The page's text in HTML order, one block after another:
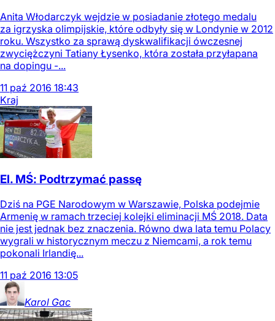
Anita Włodarczyk wejdzie w posiadanie złotego medalu
za igrzyska olimpijskie, które odbyły się w Londynie w 2012
roku. Wszystko za sprawą dyskwalifikacji ówczesnej
zwyciężczyni Tatiany Łysenko, która została przyłapana
na dopingu -...
11 paź 2016 18:43
Kraj
El. MŚ: Podtrzymać passę
Dziś na PGE Narodowym w Warszawie, Polska podejmie
Armenię w ramach trzeciej kolejki eliminacji MŚ 2018. Data
nie jest jednak bez znaczenia. Równo dwa lata temu Polacy
wygrali w historycznym meczu z Niemcami, a rok temu
pokonali Irlandię...
11 paź 2016 13:05
Karol Gac